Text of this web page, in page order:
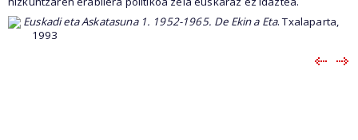
Euskadi eta Askatasuna 1. 1952-1965. De Ekin a Eta. Txalaparta,
1993